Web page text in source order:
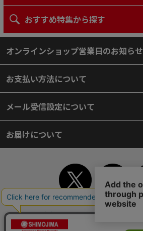
おすすめ特集から探す
オンラインショップ営業日のお知らせ
お支払い方法について
メール受信設定について
お届けについて
TOP 初めてご利用のお客様へ
個人情報保護方針